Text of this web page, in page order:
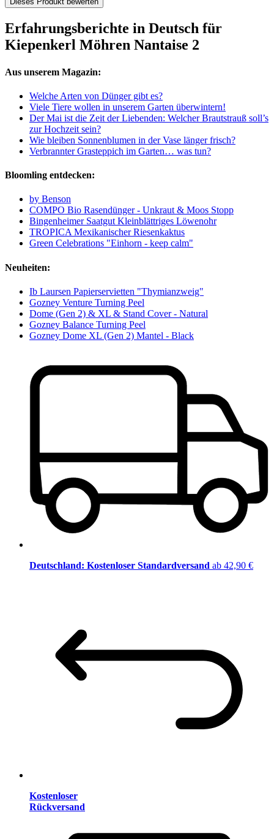
Erfahrungsberichte in Deutsch für
Kiepenkerl Möhren Nantaise 2
Aus unserem Magazin:
Welche Arten von Dünger gibt es?
Viele Tiere wollen in unserem Garten überwintern!
Der Mai ist die Zeit der Liebenden: Welcher Brautstrauß soll’s
zur Hochzeit sein?
Wie bleiben Sonnenblumen in der Vase länger frisch?
Verbrannter Grasteppich im Garten… was tun?
Bloomling entdecken:
by Benson
COMPO Bio Rasendünger - Unkraut & Moos Stopp
Bingenheimer Saatgut Kleinblättriges Löwenohr
TROPICA Mexikanischer Riesenkaktus
Green Celebrations "Einhorn - keep calm"
Neuheiten:
Ib Laursen Papierservietten "Thymianzweig"
Gozney Venture Turning Peel
Dome (Gen 2) & XL & Stand Cover - Natural
Gozney Balance Turning Peel
Gozney Dome XL (Gen 2) Mantel - Black
Deutschland: Kostenloser Standardversand ab 42,90 €
Kostenloser
Rückversand